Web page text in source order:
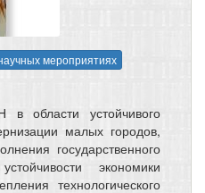
мероприятиях
области устойчивого
малых городов,
государственного
экономики
технологического